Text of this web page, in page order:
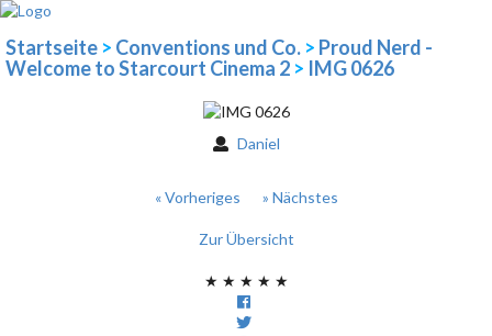
Startseite > Conventions und Co. > Proud Nerd -
Welcome to Starcourt Cinema 2 > IMG 0626
Daniel
« Vorheriges » Nächstes
Zur Übersicht
★ ★ ★ ★ ★